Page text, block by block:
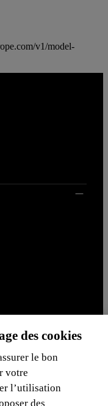
v1/model-
des cookies
le bon
votre
l’utilisation
des